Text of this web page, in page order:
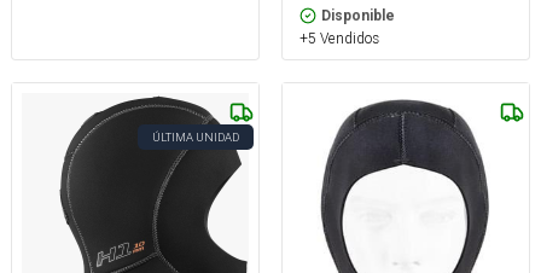
Disponible
+5 Vendidos
ÚLTIMA UNIDAD